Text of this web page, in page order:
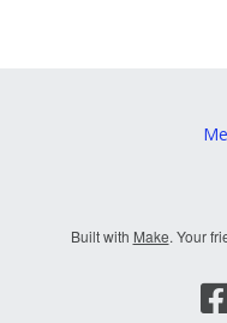
Built with Make. Your